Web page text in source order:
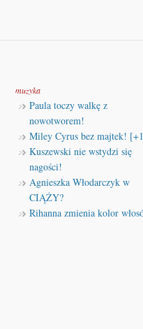
muzyka
Paula toczy walkę z
nowotworem!
Miley Cyrus bez majtek!
Kuszewski nie wstydzi się
nagości!
Agnieszka Włodarczyk w
CIĄŻY?
Rihanna zmienia kolor